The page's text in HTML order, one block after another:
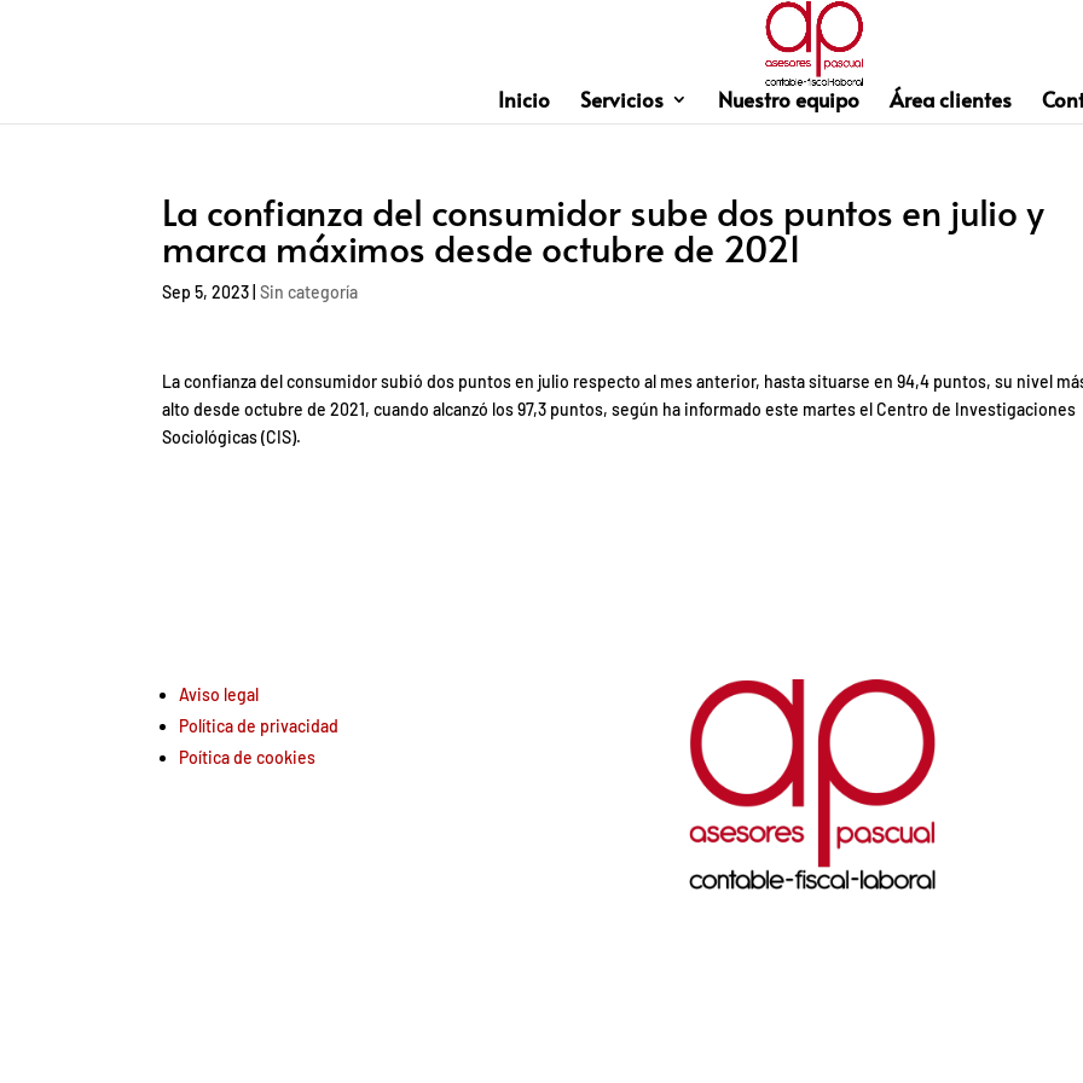
Inicio Servicios Nuestro equipo Área clientes
La confianza del consumidor sube dos puntos en julio y
marca máximos desde octubre de 2021
Sep 5, 2023 |Sin categoría
La confianza del consumidor subió dos puntos en julio respecto al mes anterior, hasta situarse en 94,4 puntos, su nivel
alto desde octubre de 2021, cuando alcanzó los 97,3 puntos, según ha informado este martes el Centro de Investigaciones
Sociológicas (CIS).
Aviso legal
Política de privacidad
Poítica de cookies